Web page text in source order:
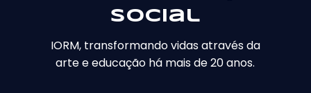
Social
IORM, transformando vidas através da
arte e educação há mais de 20 anos.